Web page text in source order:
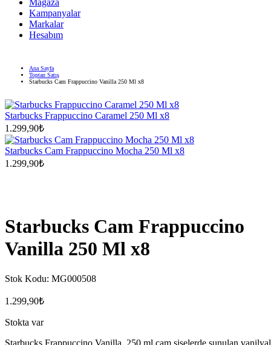
Mağaza
Kampanyalar
Markalar
Hesabım
Ana Sayfa
Toptan Satış
Starbucks Cam Frappuccino Vanilla 250 Ml x8
Starbucks Frappuccino Caramel 250 Ml x8
1.299,90₺
Starbucks Cam Frappuccino Mocha 250 Ml x8
1.299,90₺
Starbucks Cam Frappuccino
Vanilla 250 Ml x8
Stok Kodu: MG000508
1.299,90₺
Stokta var
Starbucks Frappuccino Vanilla, 250 ml cam şişelerde sunulan